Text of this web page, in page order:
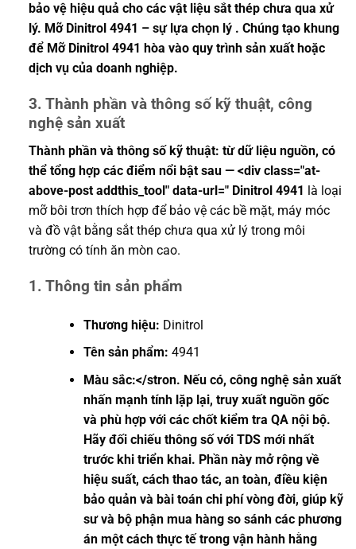
bảo vệ hiệu quả cho các vật liệu sắt thép chưa qua xử
lý. Mỡ Dinitrol 4941 – sự lựa chọn lý . Chúng tạo khung
để Mỡ Dinitrol 4941 hòa vào quy trình sản xuất hoặc
dịch vụ của doanh nghiệp.
3. Thành phần và thông số kỹ thuật, công
nghệ sản xuất
Thành phần và thông số kỹ thuật: từ dữ liệu nguồn, có
thể tổng hợp các điểm nổi bật sau — <div class="at-
above-post addthis_tool" data-url=" Dinitrol 4941 là loại
mỡ bôi trơn thích hợp để bảo vệ các bề mặt, máy móc
và đồ vật bằng sắt thép chưa qua xử lý trong môi
trường có tính ăn mòn cao.
1. Thông tin sản phẩm
Thương hiệu: Dinitrol
Tên sản phẩm: 4941
Màu sắc:</stron. Nếu có, công nghệ sản xuất
nhấn mạnh tính lặp lại, truy xuất nguồn gốc
và phù hợp với các chốt kiểm tra QA nội bộ.
Hãy đối chiếu thông số với TDS mới nhất
trước khi triển khai. Phần này mở rộng về
hiệu suất, cách thao tác, an toàn, điều kiện
bảo quản và bài toán chi phí vòng đời, giúp kỹ
sư và bộ phận mua hàng so sánh các phương
án một cách thực tế trong vận hành hằng